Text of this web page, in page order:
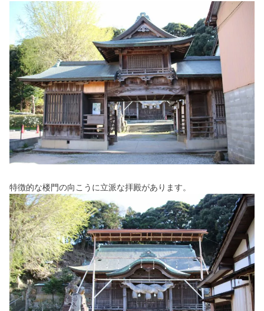
特徴的な楼門の向こうに立派な拝殿があります。